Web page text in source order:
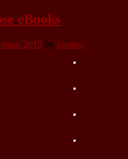
eBooks
2015 by Simone